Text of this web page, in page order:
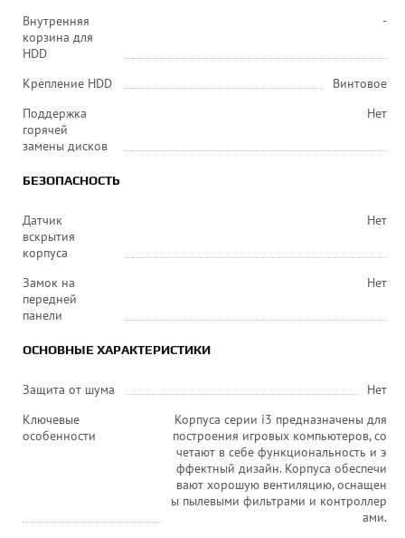
Внутренняя
корзина для
HDD
-
Крепление HDD
Винтовое
Поддержка
горячей
замены дисков
Нет
БЕЗОПАСНОСТЬ
Датчик
вскрытия
корпуса
Нет
Замок на
передней
панели
Нет
ОСНОВНЫЕ ХАРАКТЕРИСТИКИ
Защита от шума
Нет
Ключевые
особенности
Корпуса серии i3 предназначены для
построения игровых компьютеров, со
четают в себе функциональность и э
ффектный дизайн. Корпуса обеспечи
вают хорошую вентиляцию, оснащен
ы пылевыми фильтрами и контроллер
ами.